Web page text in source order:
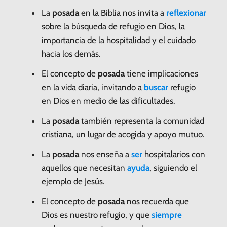
La posadaen la Biblia nos invita a reflexionar
sobre la búsqueda de refugio en Dios, la
importancia de la hospitalidad y el cuidado
hacia los demás.
El concepto de posadatiene implicaciones
en la vida diaria, invitando a buscar refugio
en Dios en medio de las dificultades.
La posadatambién representa la comunidad
cristiana, un lugar de acogida y apoyo mutuo.
La posadanos enseña a ser hospitalarios con
aquellos que necesitan ayuda, siguiendo el
ejemplo de Jesús.
El concepto de posadanos recuerda que
Dios es nuestro refugio, y que siempre